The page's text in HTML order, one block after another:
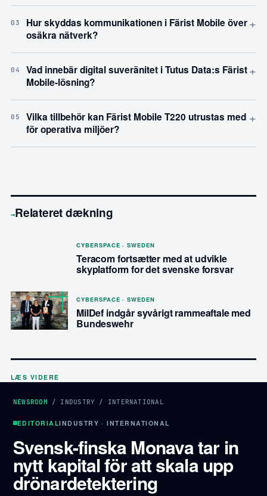
03
Hur skyddas kommunikationen i Färist Mobile över
osäkra nätverk?
+
04
Vad innebär digital suveränitet i Tutus Data:s Färist
Mobile-lösning?
+
05
Vilka tillbehör kan Färist Mobile T220 utrustas med
för operativa miljöer?
+
→Relateret dækning
CYBERSPACE · SWEDEN
Teracom fortsætter med at udvikle
skyplatform for det svenske forsvar
CYBERSPACE · SWEDEN
MilDef indgår syvårigt rammeaftale med
Bundeswehr
LÆS VIDERE
NEWSROOM / INDUSTRY / INTERNATIONAL
EDITORIALINDUSTRY · INTERNATIONAL
Svensk-finska Monava tar in
nytt kapital för att skala upp
drönardetektering